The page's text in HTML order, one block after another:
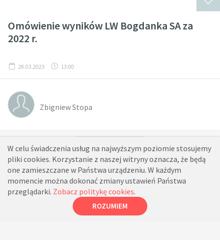
Omówienie wyników LW Bogdanka SA za
2022 r.
28.03.2023 13:00
Zbigniew Stopa
« 1 2 »
W celu świadczenia usług na najwyższym poziomie stosujemy
pliki cookies. Korzystanie z naszej witryny oznacza, że będą
one zamieszczane w Państwa urządzeniu. W każdym
momencie można dokonać zmiany ustawień Państwa
przeglądarki. Zobacz politykę cookies.
ROZUMIEM